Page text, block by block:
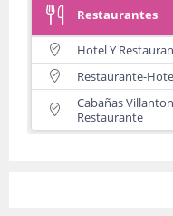
Restaurantes
Hotel Y
Restaurante-
Cabañas
Restaurante